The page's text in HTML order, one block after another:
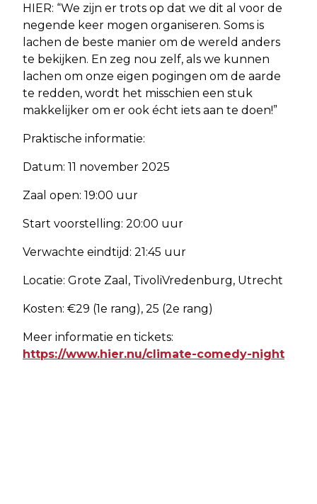
HIER: “We zijn er trots op dat we dit al voor de
negende keer mogen organiseren. Soms is
lachen de beste manier om de wereld anders
te bekijken. En zeg nou zelf, als we kunnen
lachen om onze eigen pogingen om de aarde
te redden, wordt het misschien een stuk
makkelijker om er ook écht iets aan te doen!”
Praktische informatie:
Datum: 11 november 2025
Zaal open: 19:00 uur
Start voorstelling: 20:00 uur
Verwachte eindtijd: 21:45 uur
Locatie: Grote Zaal, TivoliVredenburg, Utrecht
Kosten: €29 (1e rang), 25 (2e rang)
Meer informatie en tickets:
https://www.hier.nu/climate-comedy-night